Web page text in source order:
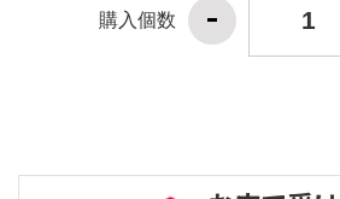
購入個数